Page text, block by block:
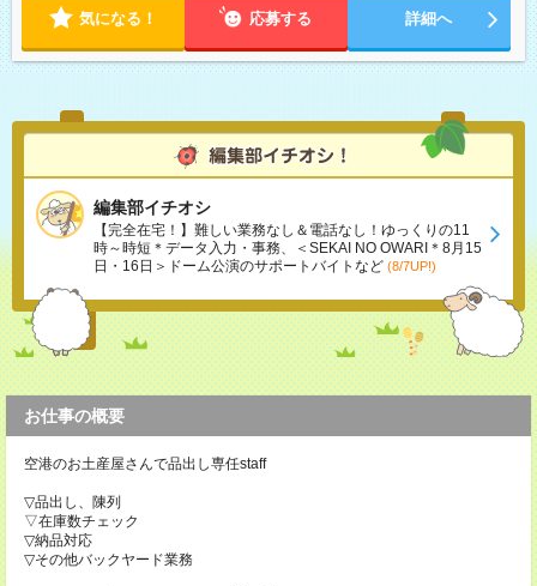
気になる！ 応募する 詳細へ
編集部イチオシ
【完全在宅！】難しい業務なし＆電話なし！ゆっくりの11
時～時短＊データ入力・事務、＜SEKAI NO OWARI＊8月15
日・16日＞ドーム公演のサポートバイトなど (8/7UP!)
お仕事の概要
空港のお土産屋さんで品出し専任staff
▽品出し、陳列
▽在庫数チェック
▽納品対応
▽その他バックヤード業務